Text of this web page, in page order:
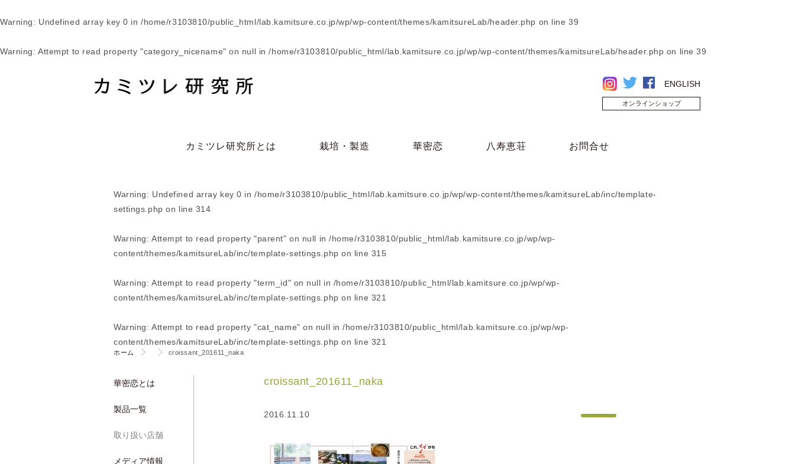
Warning: Undefined array key 0 in/home/r3103810/public_html/lab.kamitsure.co.jp/wp/wp-content/themes/kamitsureLab/header.php on line39
Warning: Attempt to read property "category_nicename" on null in/home/r3103810/public_html/lab.kamitsure.co.jp/wp/wp-content/themes/kamitsureLab/header.php on line39
ENGLISH
オンラインショップ
カミツレ研究所とは 栽培・製造 華密恋 八寿恵荘 お問合せ
Warning: Undefined array key 0 in/home/r3103810/public_html/lab.kamitsure.co.jp/wp/wp-content/themes/kamitsureLab/inc/template-
settings.php on line 314
Warning: Attempt to read property "parent" on null in/home/r3103810/public_html/lab.kamitsure.co.jp/wp/wp-
content/themes/kamitsureLab/inc/template-settings.php on line 315
Warning: Attempt to read property "term_id" on null in /home/r3103810/public_html/lab.kamitsure.co.jp/wp/wp-
content/themes/kamitsureLab/inc/template-settings.php on line 321
Warning: Attempt to read property "cat_name" on null in/home/r3103810/public_html/lab.kamitsure.co.jp/wp/wp-
content/themes/kamitsureLab/inc/template-settings.php on line 321
ホーム croissant_201611_naka
華密恋とは
製品一覧
取り扱い店舗
メディア情報
croissant_201611_naka
2016.11.10